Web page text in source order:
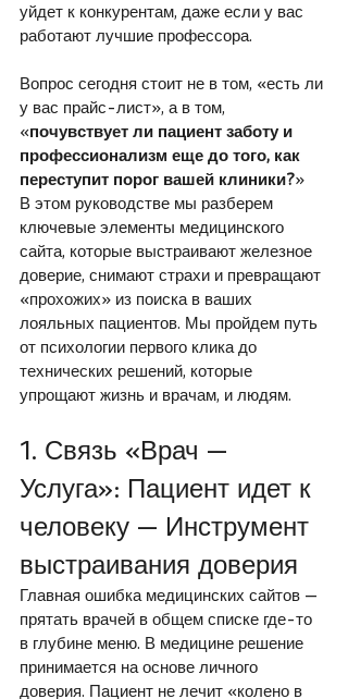
уйдет к конкурентам, даже если у вас
работают лучшие профессора.
Вопрос сегодня стоит не в том, «есть ли
у вас прайс-лист», а в том,
«почувствует ли пациент заботу и
профессионализм еще до того, как
переступит порог вашей клиники?»
В этом руководстве мы разберем
ключевые элементы медицинского
сайта, которые выстраивают железное
доверие, снимают страхи и превращают
«прохожих» из поиска в ваших
лояльных пациентов. Мы пройдем путь
от психологии первого клика до
технических решений, которые
упрощают жизнь и врачам, и людям.
1. Связь «Врач —
Услуга»: Пациент идет к
человеку — Инструмент
выстраивания доверия
Главная ошибка медицинских сайтов —
прятать врачей в общем списке где-то
в глубине меню. В медицине решение
принимается на основе личного
доверия. Пациент не лечит «колено в